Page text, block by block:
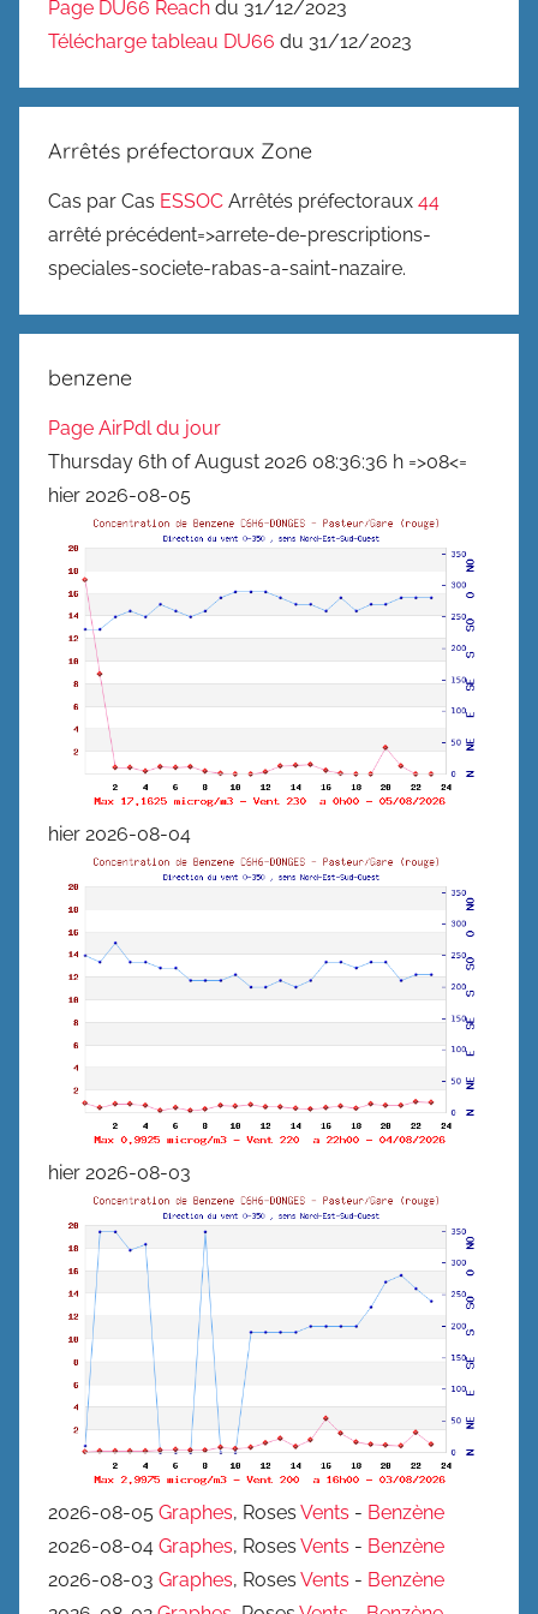
Page DU66 Reach du 31/12/2023
Télécharge tableau DU66 du 31/12/2023
Arrêtés préfectoraux Zone
Cas par Cas ESSOC Arrêtés préfectoraux 44
arrêté précédent=>arrete-de-prescriptions-
speciales-societe-rabas-a-saint-nazaire.
benzene
Page AirPdl du jour
Thursday 6th of August 2026 08:36:36 h =>08<=
hier 2026-08-05
hier 2026-08-04
hier 2026-08-03
2026-08-05 Graphes, Roses Vents - Benzène
2026-08-04 Graphes, Roses Vents - Benzène
2026-08-03 Graphes, Roses Vents - Benzène